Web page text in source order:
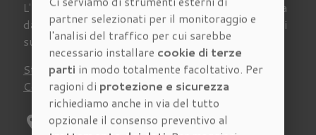
L'Agenzia Immobiliare Cantisani a Firenze si occupa
da sempre di acquisto, vendita e affitto di immobili
su tutto il territorio della provincia fiorentina.
Stima Chi siamo Lavora con noi Newsletter
Contatti Virtual Tour Recensioni
location_on Indirizzo:Via Pagnini 27/A Firenze
partner selezionati per il monitoraggio e
l'analisi del traffico per cui sarebbe
necessario installare cookie di terze
parti in modo totalmente facoltativo. Per
ragioni di protezione e sicurezza
richiediamo anche in via del tutto
opzionale il consenso preventivo al